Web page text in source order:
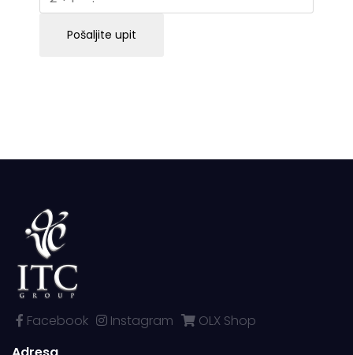
Pošaljite upit
Facebook Instagram
OLX Shop